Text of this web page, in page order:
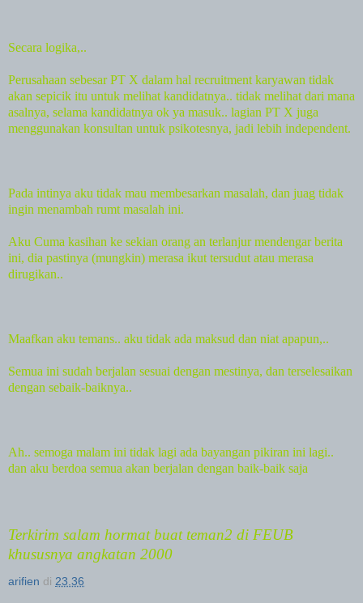
Secara logika,..
Perusahaan sebesar PT X dalam hal recruitment karyawan tidak
akan sepicik itu untuk melihat kandidatnya.. tidak melihat dari mana
asalnya, selama kandidatnya ok ya masuk.. lagian PT X juga
menggunakan konsultan untuk psikotesnya, jadi lebih independent.
Pada intinya aku tidak mau membesarkan masalah, dan juag tidak
ingin menambah rumt masalah ini.
Aku Cuma kasihan ke sekian orang an terlanjur mendengar berita
ini, dia pastinya (mungkin) merasa ikut tersudut atau merasa
dirugikan..
Maafkan aku temans.. aku tidak ada maksud dan niat apapun,..
Semua ini sudah berjalan sesuai dengan mestinya, dan terselesaikan
dengan sebaik-baiknya..
Ah.. semoga malam ini tidak lagi ada bayangan pikiran ini lagi..
dan aku berdoa semua akan berjalan dengan baik-baik saja
Terkirim salam hormat buat teman2 di FEUB
khususnya angkatan 2000
arifien di 23.36